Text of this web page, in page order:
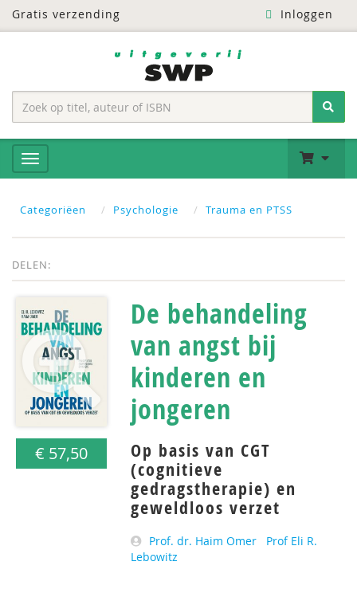
Gratis verzending Inloggen
Categoriëen Psychologie Trauma en PTSS
DELEN:
€ 57,50
De behandeling
van angst bij
kinderen en
jongeren
Op basis van CGT
(cognitieve
gedragstherapie) en
geweldloos verzet
Prof. dr. Haim Omer
Prof Eli R.
Lebowitz